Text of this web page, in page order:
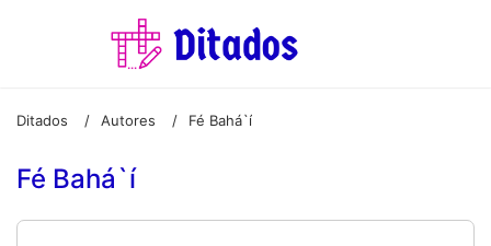
Ditados / Autores / Fé Bahá`í
Fé Bahá`í